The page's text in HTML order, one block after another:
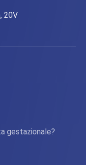
20V
gestazionale?